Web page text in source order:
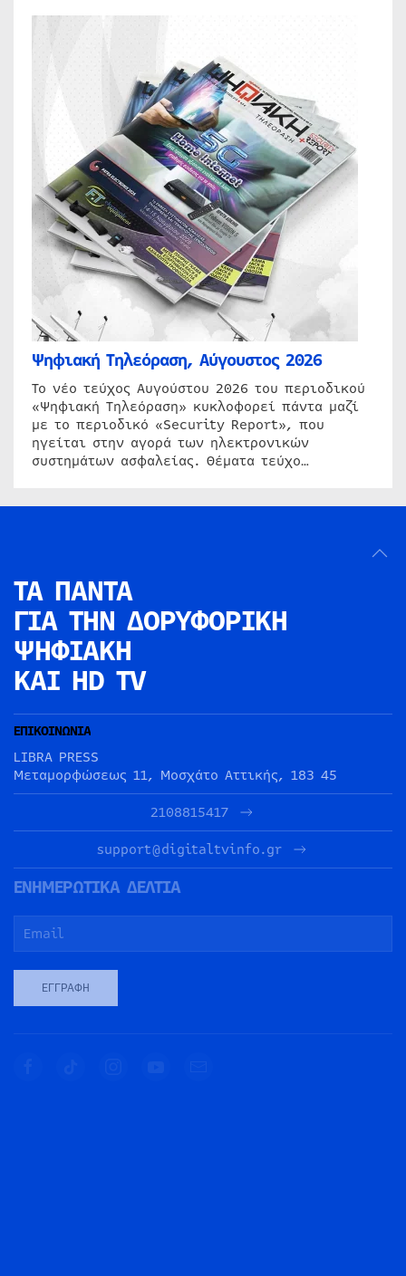
Ψηφιακή Τηλεόραση, Αύγουστος 2026
Το νέο τεύχος Αυγούστου 2026 του περιοδικού
«Ψηφιακή Τηλεόραση» κυκλοφορεί πάντα μαζί
με το περιοδικό «Security Report», που
ηγείται στην αγορά των ηλεκτρονικών
συστημάτων ασφαλείας. Θέματα τεύχο…
ΤΑ ΠΑΝΤΑ
ΓΙΑ ΤΗΝ ΔΟΡΥΦΟΡΙΚΗ
ΨΗΦΙΑΚΗ
ΚΑΙ HD TV
ΕΠΙΚΟΙΝΩΝΙΑ
LIBRA PRESS
Μεταμορφώσεως 11, Μοσχάτο Αττικής, 183 45
2108815417
support@digitaltvinfo.gr
ΕΝΗΜΕΡΩΤΙΚΑ ΔΕΛΤΙΑ
ΕΓΓΡΑΦΉ